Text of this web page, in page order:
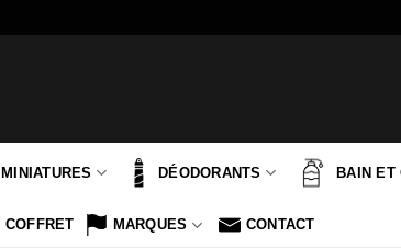
MINIATURES DÉODORANTS BAIN ET
COFFRET MARQUES CONTACT